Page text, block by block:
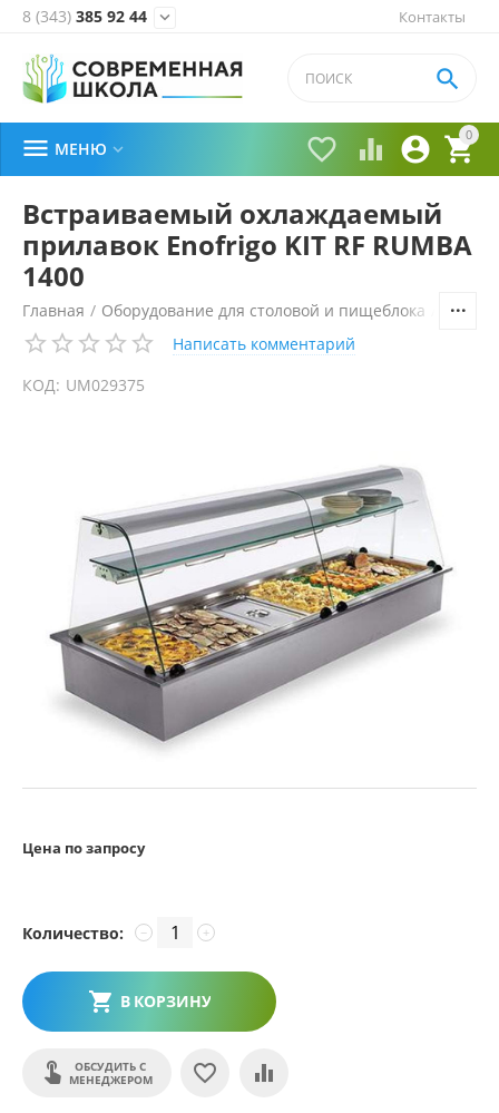
Контакты
8 (343) 385 92 44 
0


 

 МЕНЮ 
Встраиваемый охлаждаемый
прилавок Enofrigo KIT RF RUMBA
1400
Главная / Оборудование для столовой и пищеблока
Написать комментарий
КОД: UM029375
Цена по запросу
Количество: +
−
В КОРЗИНУ
ОБСУДИТЬ С
МЕНЕДЖЕРОМ